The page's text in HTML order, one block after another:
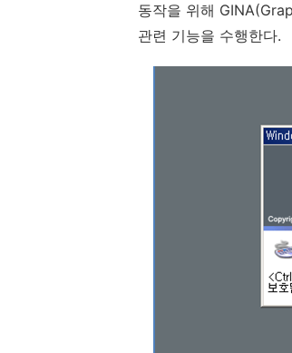
동작을 위해
관련 기능을 수행한다.